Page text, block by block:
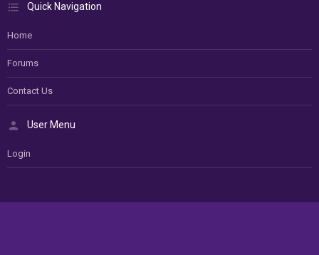
Quick Navigation
Home
Forums
Contact Us
User Menu
Login